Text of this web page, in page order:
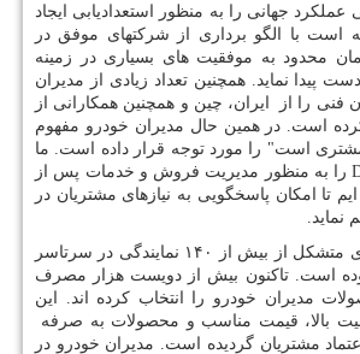
عملکرد جهانی را به منظور استعدادیابی ایجاد
است با الگو برداری از شرکتهای موفق در
محدود به موفقیت های بسیاری در زمینه
پیدا نماید. همچنین تعداد زیادی از مدیران
را از ایران، چین و همچنین همکارانی از
است. در همین حال مدیران خودرو مفهوم
است" را مورد توجه قرار داده است. ما
را به منظور مدیریت فروش و خدمات پس از
تا امکان پاسخگویی به نیازهای مشتریان در
دیران خودرو شبکه ای متشکل از بیش از ۱۴۰ نمایندگی در سرتاسر
است. تاکنون بیش از دویست هزار مصرف
مدیران خودرو را انتخاب کرده اند. این
بالا، قیمت مناسب و محصولات به صرفه
مشتریان گردیده است. مدیران خودرو در